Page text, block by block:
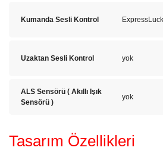
Kumanda Sesli Kontrol
Uzaktan Sesli Kontrol yok
ALS Sensörü ( Akıllı Işık
Sensörü )
yok
Tasarım Özellikleri